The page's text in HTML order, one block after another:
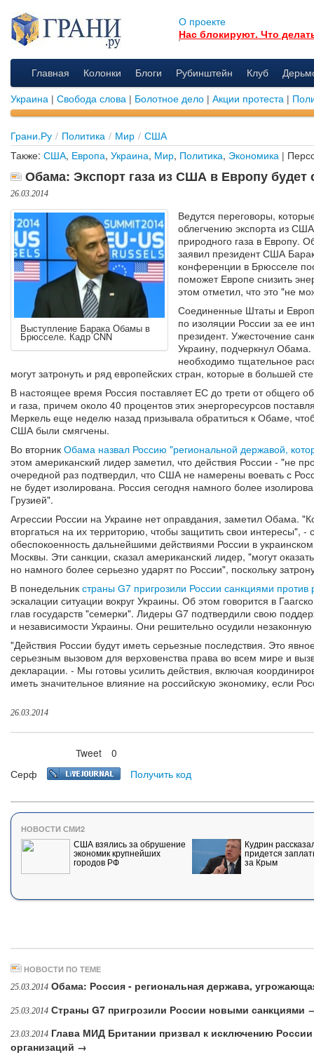
О проекте
Нас блокируют. Что
Главная Колонки Блоги Рубинштейн Клуб
Украина | Свобода слова | Болотное дело | Акции протеста |
Грани.Ру / Политика / Мир / США
Также: США, Европа, Украина, Мир, Политика, Экономика |
Обама: Экспорт газа из США в Европу будет
26.03.2014
Выступление Барака Обамы в
Брюсселе. Кадр CNN
Ведутся переговоры,
облегчению экспорта из США
природного газа в Европу.
заявил президент США
конференции в Брюсселе
поможет Европе снизить
этом отметил, что это "не
Соединенные Штаты и
по изоляции России за ее
президент. Ужесточение
Украину, подчеркнул
необходимо тщательное
могут затронуть и ряд европейских стран, которые в большей
В настоящее время Россия поставляет ЕС до трети от общего
и газа, причем около 40 процентов этих энергоресурсов
Меркель еще неделю назад призывала обратиться к Обаме,
США были смягчены.
Во вторник Обама назвал Россию "региональной державой,
этом американский лидер заметил, что действия России - "не
очередной раз подтвердил, что США не намерены воевать с
не будет изолирована. Россия сегодня намного более
Грузией".
Агрессии России на Украине нет оправдания, заметил Обама.
вторгаться на их территорию, чтобы защитить свои интересы",
обеспокоенность дальнейшими действиями России в
Москвы. Эти санкции, сказал американский лидер, "могут
но намного более серьезно ударят по России", поскольку
В понедельник страны G7 пригрозили России санкциями против
эскалации ситуации вокруг Украины. Об этом говорится в
глав государств "семерки". Лидеры G7 подтвердили свою
и независимости Украины. Они решительно осудили
"Действия России будут иметь серьезные последствия. Это
серьезным вызовом для верховенства права во всем мире и
декларации. - Мы готовы усилить действия, включая
иметь значительное влияние на российскую экономику, если
26.03.2014
Tweet
0
Серф
Получить код
НОВОСТИ СМИ2
США взялись за обрушение
экономик крупнейших
городов РФ
Кудрин
придется
за Крым
НОВОСТИ ПО ТЕМЕ
25.03.2014 Обама: Россия - региональная держава,
25.03.2014 Страны G7 пригрозили России новыми санкциями
23.03.2014 Глава МИД Британии призвал к исключению
организаций →